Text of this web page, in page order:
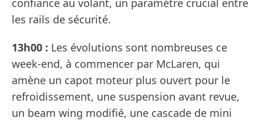
confiance au volant, un paramètre crucial entre
les rails de sécurité.
13h00 : Les évolutions sont nombreuses ce
week-end, à commencer par McLaren, qui
amène un capot moteur plus ouvert pour le
refroidissement, une suspension avant revue,
un beam wing modifié, une cascade de mini